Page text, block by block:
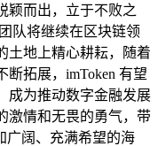
颖而出，立于不败之
队将继续在区块链领
土地上精心耕耘，随着
断拓展，imToken 有望
成为推动数字金融发展
激情和无畏的勇气，带
广阔、充满希望的海